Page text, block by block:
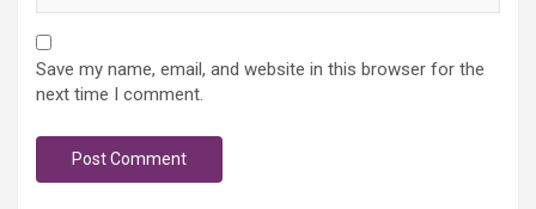
Save my name, email, and website in this browser for the
next time I comment.